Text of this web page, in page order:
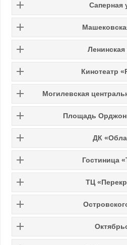
Саперная
Кинотеатр
Могилевская
Площадь
ДК
Гостиница
ТЦ